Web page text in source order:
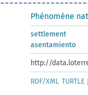
Phénomène
settlement
asentamiento
http://
RDF/XML TURTLE